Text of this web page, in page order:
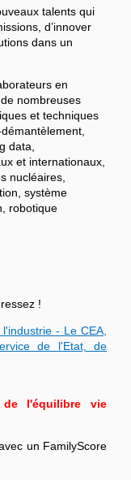
talents qui
d’innover
dans un
en
nombreuses
et techniques
data,
et internationaux,
nucléaires,
système
robotique
!
- Le CEA,
de l'Etat, de
de l'équilibre vie
un FamilyScore